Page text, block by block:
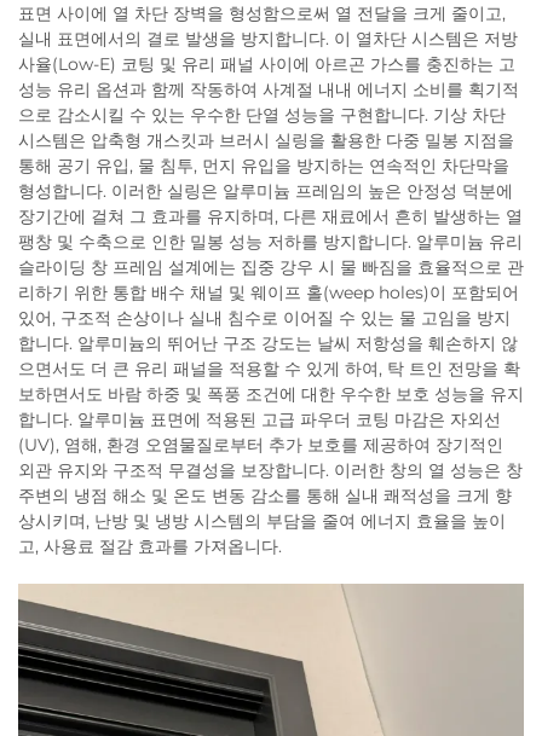
표면 사이에 열 차단 장벽을 형성함으로써 열 전달을 크게 줄이고,
실내 표면에서의 결로 발생을 방지합니다. 이 열차단 시스템은 저방
사율(Low-E) 코팅 및 유리 패널 사이에 아르곤 가스를 충진하는 고
성능 유리 옵션과 함께 작동하여 사계절 내내 에너지 소비를 획기적
으로 감소시킬 수 있는 우수한 단열 성능을 구현합니다. 기상 차단
시스템은 압축형 개스킷과 브러시 실링을 활용한 다중 밀봉 지점을
통해 공기 유입, 물 침투, 먼지 유입을 방지하는 연속적인 차단막을
형성합니다. 이러한 실링은 알루미늄 프레임의 높은 안정성 덕분에
장기간에 걸쳐 그 효과를 유지하며, 다른 재료에서 흔히 발생하는 열
팽창 및 수축으로 인한 밀봉 성능 저하를 방지합니다. 알루미늄 유리
슬라이딩 창 프레임 설계에는 집중 강우 시 물 빠짐을 효율적으로 관
리하기 위한 통합 배수 채널 및 웨이프 홀(weep holes)이 포함되어
있어, 구조적 손상이나 실내 침수로 이어질 수 있는 물 고임을 방지
합니다. 알루미늄의 뛰어난 구조 강도는 날씨 저항성을 훼손하지 않
으면서도 더 큰 유리 패널을 적용할 수 있게 하여, 탁 트인 전망을 확
보하면서도 바람 하중 및 폭풍 조건에 대한 우수한 보호 성능을 유지
합니다. 알루미늄 표면에 적용된 고급 파우더 코팅 마감은 자외선
(UV), 염해, 환경 오염물질로부터 추가 보호를 제공하여 장기적인
외관 유지와 구조적 무결성을 보장합니다. 이러한 창의 열 성능은 창
주변의 냉점 해소 및 온도 변동 감소를 통해 실내 쾌적성을 크게 향
상시키며, 난방 및 냉방 시스템의 부담을 줄여 에너지 효율을 높이
고, 사용료 절감 효과를 가져옵니다.